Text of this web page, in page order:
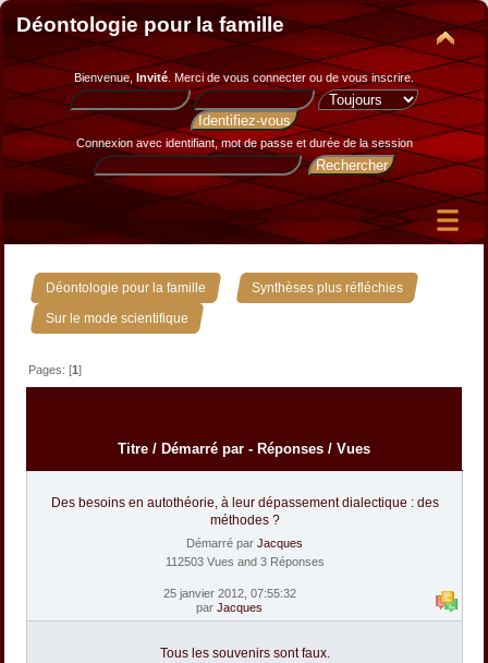
Déontologie pour la famille
Bienvenue, Invité. Merci devous connecter ou de vous inscrire.
Connexion avec identifiant, mot de passe et durée de la session
Déontologie pour la famille » Synthèses plus réfléchies »
Sur le mode scientifique
Pages: [1]
Titre / Démarré par - Réponses / Vues
Des besoins en autothéorie, à leur dépassement dialectique : des
méthodes ?
Démarré par Jacques
112503 Vues and 3 Réponses
25 janvier 2012, 07:55:32
par Jacques
Tous les souvenirs sont faux.